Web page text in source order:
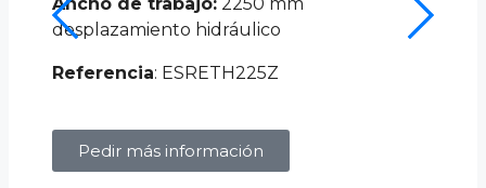
Ancho de trabajo: 2250 mm
desplazamiento hidráulico
Referencia: ESRETH225Z
Pedir más información